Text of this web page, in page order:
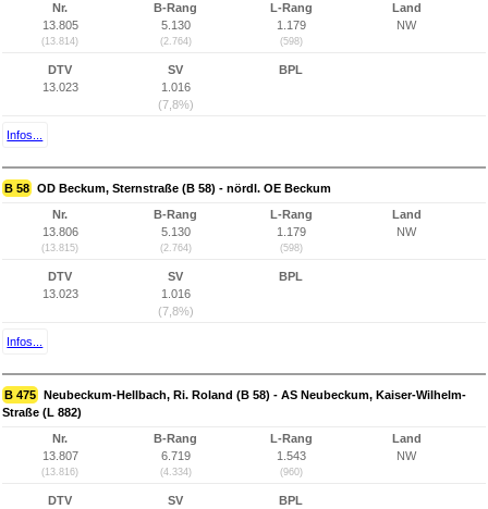
Nr.
13.805
(13.814)
B-Rang
5.130
(2.764)
L-Rang
1.179
(598)
Land
NW
DTV
13.023
SV
1.016
(7,8%)
BPL
Infos...
B 58 OD Beckum, Sternstraße (B 58) - nördl. OE Beckum
Nr.
13.806
(13.815)
B-Rang
5.130
(2.764)
L-Rang
1.179
(598)
Land
NW
DTV
13.023
SV
1.016
(7,8%)
BPL
Infos...
B 475 Neubeckum-Hellbach, Ri. Roland (B 58) - AS Neubeckum, Kaiser-Wilhelm-
Straße (L 882)
Nr.
13.807
(13.816)
B-Rang
6.719
(4.334)
L-Rang
1.543
(960)
Land
NW
DTV
SV
BPL